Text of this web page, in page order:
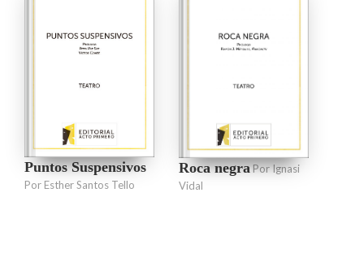
Puntos Suspensivos
Por Esther Santos Tello
Roca negraPor Ignasi
Vidal